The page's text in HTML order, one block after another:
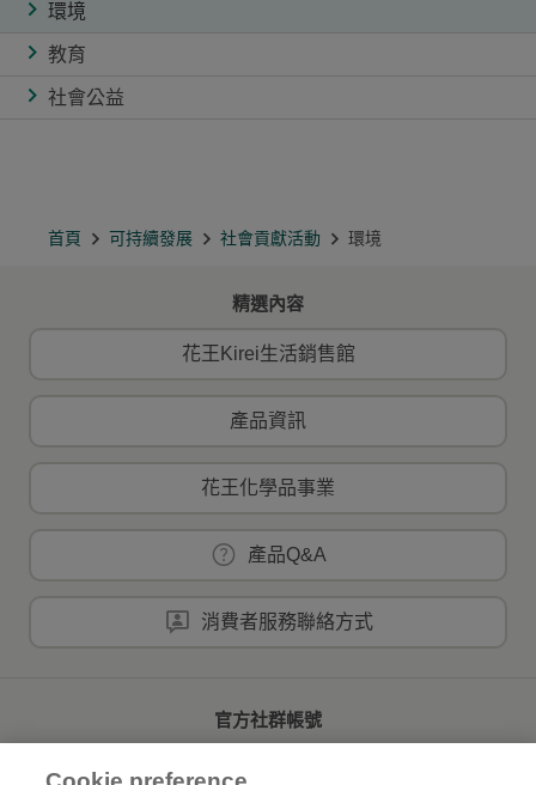
環境
教育
社會公益
首頁 可持續發展 社會貢獻活動 環境
精選內容
花王Kirei生活銷售館
產品資訊
花王化學品事業
產品Q&A
消費者服務聯絡方式
官方社群帳號